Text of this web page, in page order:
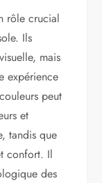
rôle crucial
Ils
mais
expérience
peut
et
tandis que
confort. Il
des